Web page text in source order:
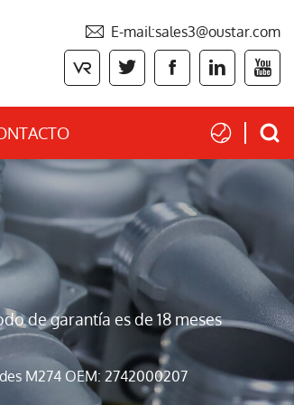
 E-mail:sales3@oustar.com
    


de garantía es de 18 meses
M274 OEM: 2742000207